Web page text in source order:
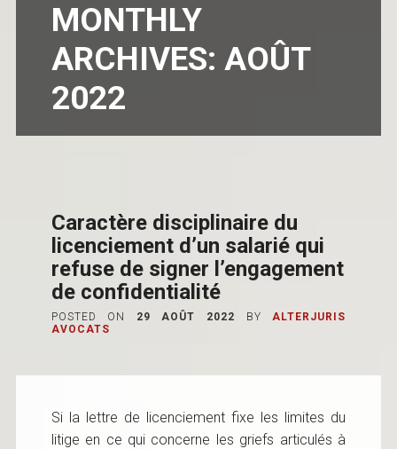
MONTHLY
ARCHIVES: AOÛT
2022
Caractère disciplinaire du
licenciement d’un salarié qui
refuse de signer l’engagement
de confidentialité
POSTED ON 29 AOÛT 2022 BY
ALTERJURIS
AVOCATS
Si la lettre de licenciement fixe les limites du
litige en ce qui concerne les griefs articulés à